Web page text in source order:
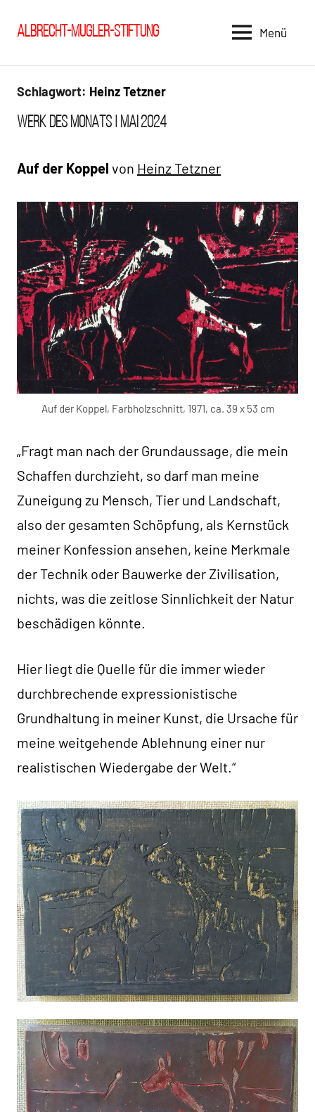
InhaltAlbrecht-Mugler-Stiftung Menü
Schlagwort: Heinz Tetzner
WdM AHA
WERK DES MONATS | MAI 2024
Auf der Koppel von Heinz Tetzner
Auf der Koppel, Farbholzschnitt, 1971, ca. 39 x 53 cm
„Fragt man nach der Grundaussage, die mein
Schaffen durchzieht, so darf man meine
Zuneigung zu Mensch, Tier und Landschaft,
also der gesamten Schöpfung, als Kernstück
meiner Konfession ansehen, keine Merkmale
der Technik oder Bauwerke der Zivilisation,
nichts, was die zeitlose Sinnlichkeit der Natur
beschädigen könnte.
Hier liegt die Quelle für die immer wieder
durchbrechende expressionistische
Grundhaltung in meiner Kunst, die Ursache für
meine weitgehende Ablehnung einer nur
realistischen Wiedergabe der Welt.“